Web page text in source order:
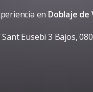
en Doblaje de
Sant Eusebi 3 Bajos,